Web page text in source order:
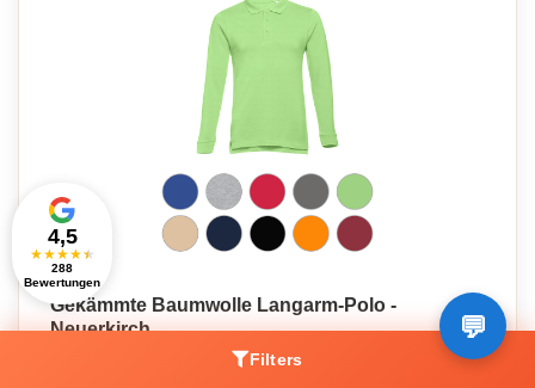
Gekämmte Baumwolle Langarm-Polo -
Neuerkirch
Pro Stück, bei 100 Stück
Filters
4,5
★★★★★
288
Bewertungen